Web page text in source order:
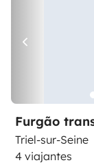
Furgão
Triel-sur-Seine
4 viajantes